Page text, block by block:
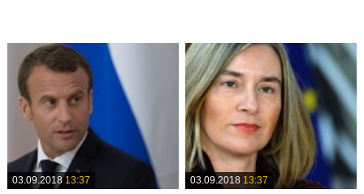
03.09.2018 13:37 03.09.2018 13:37